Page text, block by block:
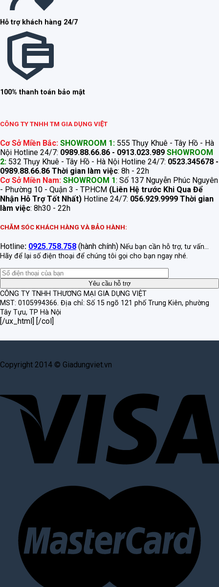
Hỗ trợ khách hàng 24/7
100% thanh toán bảo mật
CÔNG TY TNHH TM GIA DỤNG VIỆT
Cơ Sở Miền Bắc: SHOWROOM 1: 555 Thụy Khuê - Tây Hồ - Hà
Nội Hotline 24/7: 0989.88.66.86 - 0913.023.989 SHOWROOM
2: 532 Thụy Khuê - Tây Hồ - Hà Nội Hotline 24/7: 0523.345678 -
0989.88.66.86 Thời gian làm việc: 8h - 22h
Cơ Sở Miền Nam: SHOWROOM 1: Số 137 Nguyễn Phúc Nguyên
- Phường 10 - Quận 3 - TP.HCM (Liên Hệ trước Khi Qua Để
Nhận Hỗ Trợ Tốt Nhất) Hotline 24/7: 056.929.9999 Thời gian
làm việc: 8h30 - 22h
CHĂM SÓC KHÁCH HÀNG VÀ BẢO HÀNH:
Hotline: 0925.758.758 (hành chính) Nếu bạn cần hỗ trợ, tư vấn...
Hãy để lại số điện thoại để chúng tôi gọi cho bạn ngay nhé.
CÔNG TY TNHH THƯƠNG MẠI GIA DỤNG VIỆT
MST: 0105994366. Địa chỉ: Số 15 ngõ 121 phố Trung Kiên, phường
Tây Tựu, TP Hà Nội
[/ux_html] [/col]
Copyright 2014 © Giadungviet.vn